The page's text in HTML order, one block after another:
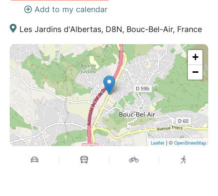
Vous venez de loin ? Pensez à co-voiturer ! Pour les
Whatsapp.
Add to my calendar
Les Jardins d'Albertas, D8N, Bouc-Bel-Air, France
+
−
Leaflet | © OpenStreetMap